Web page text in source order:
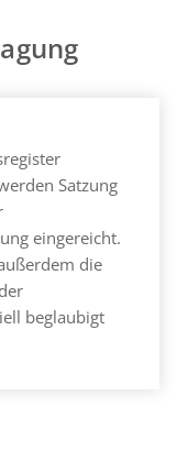
Satzung
eingereicht.
die
beglaubigt